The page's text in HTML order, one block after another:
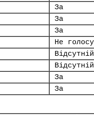
За
За
За
Не
Відсутній
Відсутній
За
За